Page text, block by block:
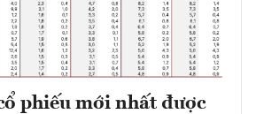
phiếu mới nhất được